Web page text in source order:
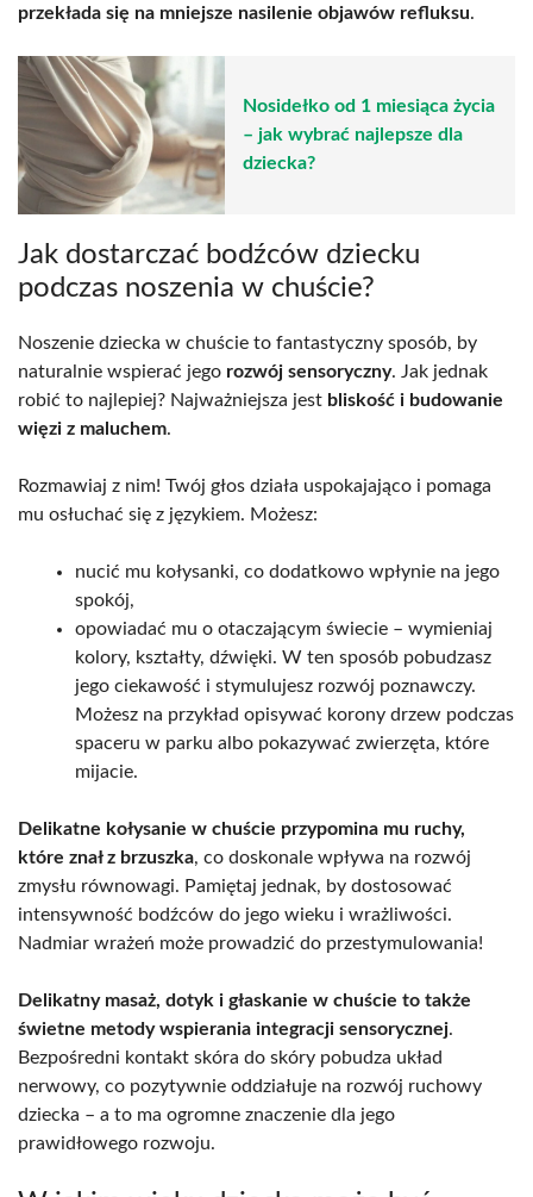
przekłada się na mniejsze nasilenie objawów refluksu.
Nosidełko od 1 miesiąca życia
– jak wybrać najlepsze dla
dziecka?
Jak dostarczać bodźców dziecku
podczas noszenia w chuście?
Noszenie dziecka w chuście to fantastyczny sposób, by
naturalnie wspierać jego rozwój sensoryczny. Jak jednak
robić to najlepiej? Najważniejsza jest bliskość i budowanie
więzi z maluchem.
Rozmawiaj z nim! Twój głos działa uspokajająco i pomaga
mu osłuchać się z językiem. Możesz:
nucić mu kołysanki, co dodatkowo wpłynie na jego
spokój,
opowiadać mu o otaczającym świecie – wymieniaj
kolory, kształty, dźwięki. W ten sposób pobudzasz
jego ciekawość i stymulujesz rozwój poznawczy.
Możesz na przykład opisywać korony drzew podczas
spaceru w parku albo pokazywać zwierzęta, które
mijacie.
Delikatne kołysanie w chuście przypomina mu ruchy,
które znał z brzuszka, co doskonale wpływa na rozwój
zmysłu równowagi. Pamiętaj jednak, by dostosować
intensywność bodźców do jego wieku i wrażliwości.
Nadmiar wrażeń może prowadzić do przestymulowania!
Delikatny masaż, dotyk i głaskanie w chuście to także
świetne metody wspierania integracji sensorycznej.
Bezpośredni kontakt skóra do skóry pobudza układ
nerwowy, co pozytywnie oddziałuje na rozwój ruchowy
dziecka – a to ma ogromne znaczenie dla jego
prawidłowego rozwoju.